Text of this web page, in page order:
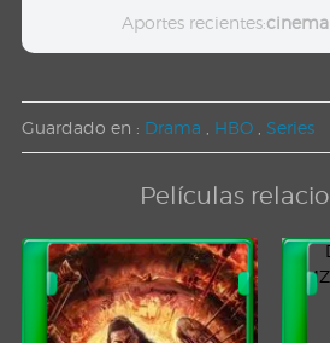
Aportes recientes:
Guardado en : Drama , HBO , Series
Películas